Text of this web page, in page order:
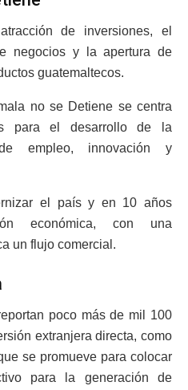
de inversiones, el
negocios y la apertura de
guatemaltecos.
no se Detiene se centra
para el desarrollo de la
empleo, innovación y
el país y en 10 años
económica, con una
un flujo comercial.
poco más de mil 100
extranjera directa, como
se promueve para colocar
para la generación de